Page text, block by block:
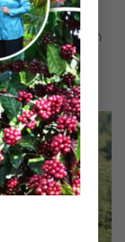
điểm nhạy cảm